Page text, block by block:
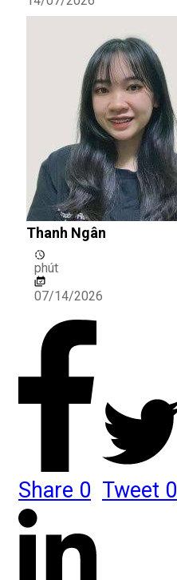
Thanh Ngân
phút
07/14/2026
Share 0 Tweet 0